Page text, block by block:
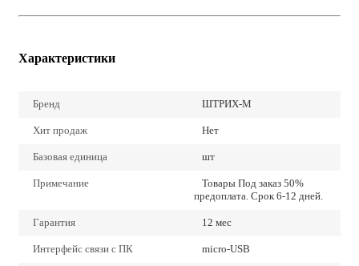
Характеристики
Бренд ШТРИХ-М
Хит продаж Нет
Базовая единица шт
Примечание
Товары Под заказ 50%
предоплата. Срок 6-12 дней.
Гарантия 12 мес
Интерфейс связи с ПК micro-USB